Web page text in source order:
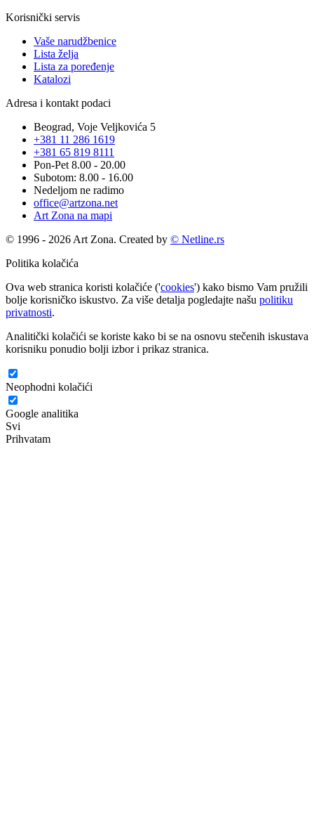
Korisnički servis
Vaše narudžbenice
Lista želja
Lista za poređenje
Katalozi
Adresa i kontakt podaci
Beograd, Voje Veljkovića 5
+381 11 286 1619
+381 65 819 8111
Pon-Pet 8.00 - 20.00
Subotom: 8.00 - 16.00
Nedeljom ne radimo
office@artzona.net
Art Zona na mapi
© 1996 - 2026 Art Zona. Created by © Netline.rs
Politika kolačića
Ova web stranica koristi kolačiće ('cookies') kako bismo Vam pružili
bolje korisničko iskustvo. Za više detalja pogledajte našu politiku
privatnosti.
Analitički kolačići se koriste kako bi se na osnovu stečenih iskustava
korisniku ponudio bolji izbor i prikaz stranica.
Neophodni kolačići
Google analitika
Svi
Prihvatam